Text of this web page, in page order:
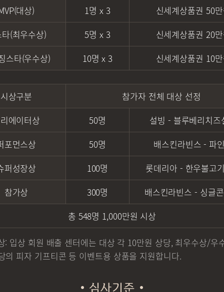
(대상) 1명 x 3 신세계상품권 50
(최우수상) 5명 x 3 신세계상품권 20
스타(우수상) 10명 x 3 신세계상품권 10
시상구분
참가자 전체 대상 선정
에이터상
50명 설빙 - 블루베리치즈
포먼스상
50명 배스킨라빈스- 파
퍼성장상
100명 롯데리아 - 한우불고
참가상
300명 배스킨라빈스- 싱글
총 548명 1,000만원 시상
: 입상 회원 배출 센터에는 대상 각 10만원 상당, 최우수상/우
의 피자 기프티콘 등 이벤트용 상품을 지원합니다.